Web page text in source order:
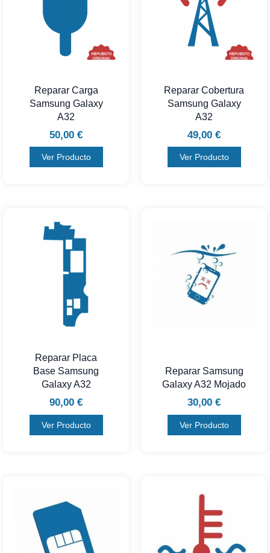
Reparar Carga
Samsung Galaxy
A32
50,00 €
Ver Producto
Reparar Cobertura
Samsung Galaxy
A32
49,00 €
Ver Producto
Reparar Placa
Base Samsung
Galaxy A32
90,00 €
Ver Producto
Reparar Samsung
Galaxy A32 Mojado
30,00 €
Ver Producto